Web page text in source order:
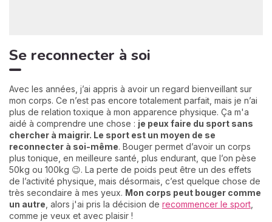
Se reconnecter à soi
Avec les années, j’ai appris à avoir un regard bienveillant sur
mon corps. Ce n’est pas encore totalement parfait, mais je n’ai
plus de relation toxique à mon apparence physique. Ça m'a
aidé à comprendre une chose : je peux faire du sport sans
chercher à maigrir. Le sport est un moyen de se
reconnecter à soi-même. Bouger permet d’avoir un corps
plus tonique, en meilleure santé, plus endurant, que l’on pèse
50kg ou 100kg 😉. La perte de poids peut être un des effets
de l’activité physique, mais désormais, c’est quelque chose de
très secondaire à mes yeux. Mon corps peut bouger comme
un autre, alors j'ai pris la décision de recommencer le sport,
comme je veux et avec plaisir !